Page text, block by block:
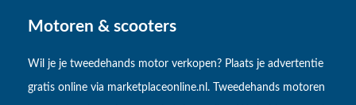
Motoren & scooters
Wil je je tweedehands motor verkopen? Plaats je advertentie
gratis online via marketplaceonline.nl. Tweedehands motoren